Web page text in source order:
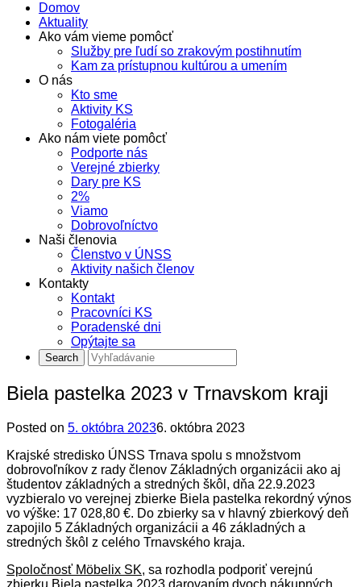
Domov
Aktuality
Ako vám vieme pomôcť
Služby pre ľudí so zrakovým postihnutím
Kam za prístupnou kultúrou a umením
O nás
Kto sme
Aktivity KS
Fotogaléria
Ako nám viete pomôcť
Podporte nás
Verejné zbierky
Dary pre KS
2%
Viamo
Dobrovoľníctvo
Naši členovia
Členstvo v ÚNSS
Aktivity našich členov
Kontakty
Kontakt
Pracovníci KS
Poradenské dni
Opýtajte sa
Biela pastelka 2023 v Trnavskom kraji
Posted on 5. októbra 20236. októbra 2023
Krajské stredisko ÚNSS Trnava spolu s množstvom
dobrovoľníkov z rady členov Základných organizácii ako aj
študentov základných a stredných škôl, dňa 22.9.2023
vyzbieralo vo verejnej zbierke Biela pastelka rekordný výnos
vo výške: 17 028,80 €. Do zbierky sa v hlavný zbierkový deň
zapojilo 5 Základných organizácii a 46 základných a
stredných škôl z celého Trnavského kraja.
Spoločnosť Möbelix SK, sa rozhodla podporiť verejnú
zbierku Biela pastelka 2023 darovaním dvoch nákupných